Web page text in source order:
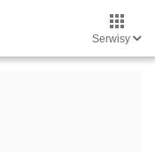
Serwisy